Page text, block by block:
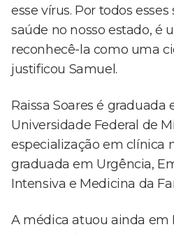
esse vírus. Por todos
saúde no nosso estado, é
reconhecê-la como uma
justificou Samuel.
Raissa Soares é
Universidade Federal de
especialização em clínica
graduada em Urgência,
Intensiva e Medicina da
A médica atuou ainda em